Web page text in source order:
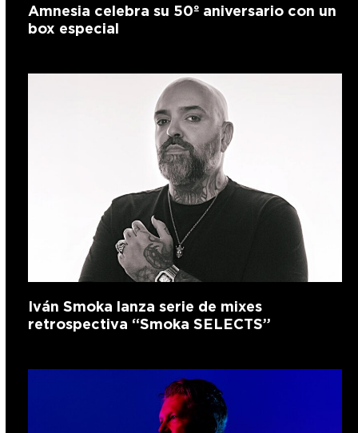
Amnesia celebra su 50º aniversario con un
box especial
Iván Smoka lanza serie de mixes
retrospectiva “Smoka SELECTS”